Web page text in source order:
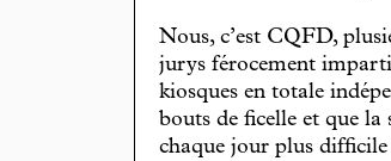
Nous, c’est CQFD,
jurys férocement
kiosques en totale
bouts de ficelle et que
chaque jour plus difficile